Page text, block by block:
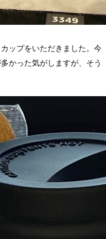
ップをいただきました。今
かった気がしますが、そう